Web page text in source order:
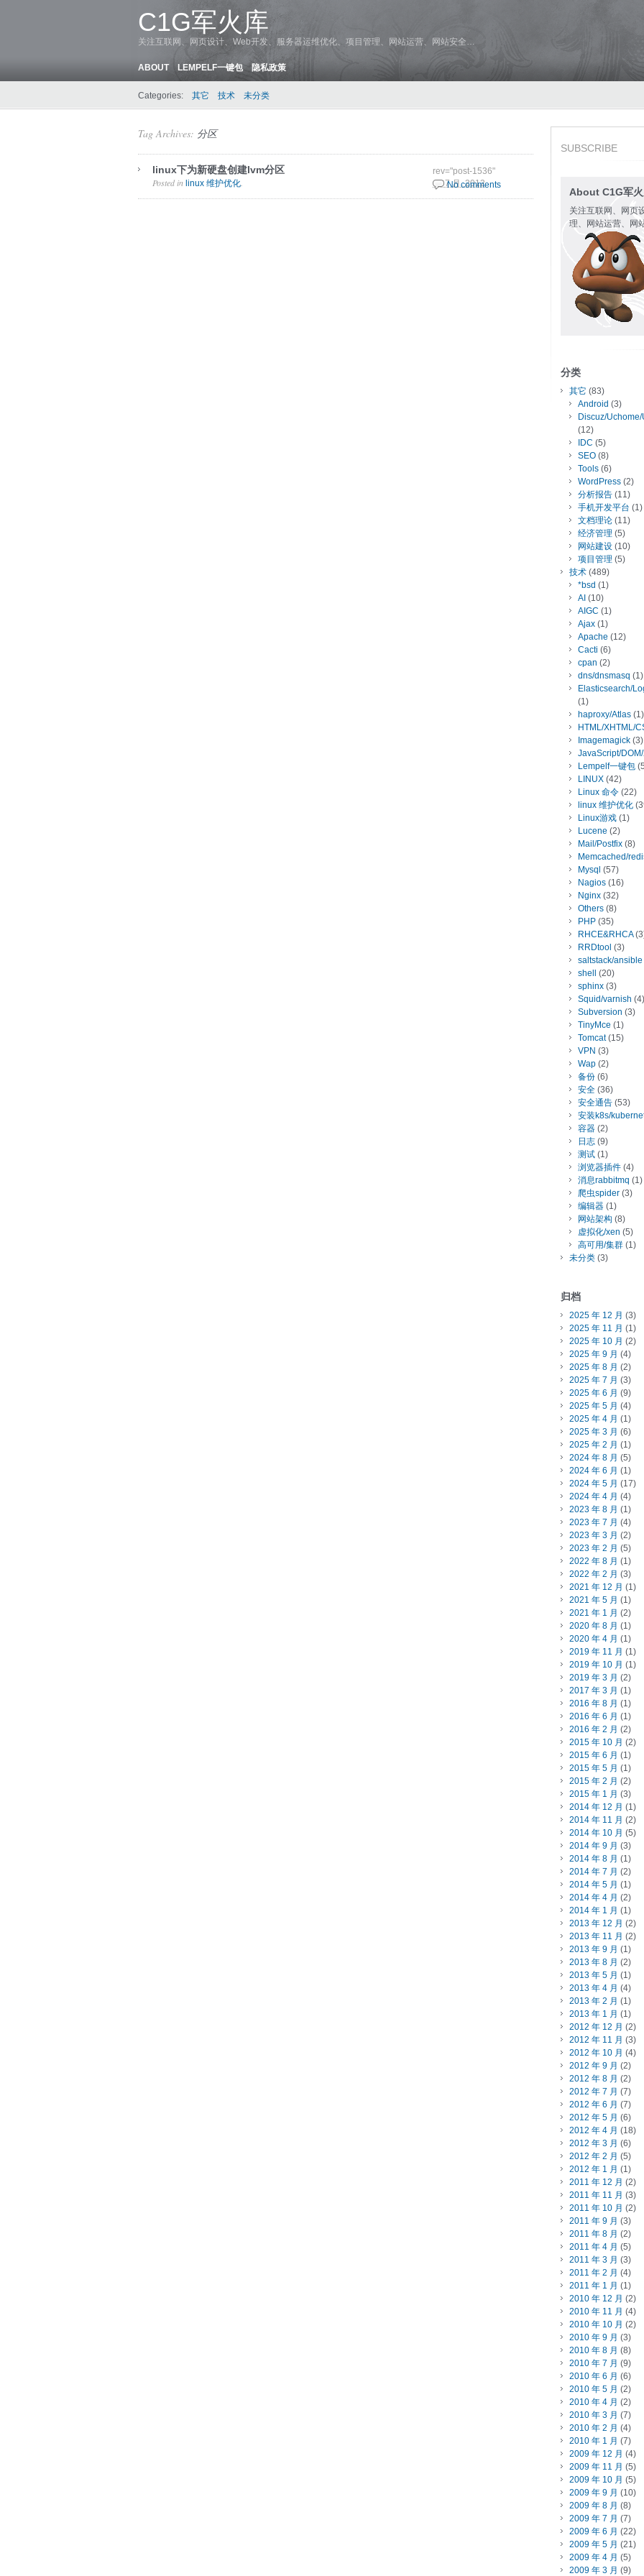
C1G军火库
关注互联网、网页设计、Web开发、服务器运维优化、项目管理、网站运营、网站安全…
ABOUT LEMPELF一键包 隐私政策
Categories: 其它 技术 未分类
Tag Archives: 分区
linux下为新硬盘创建lvm分区
30 7 月, 2012
Posted in linux 维护优化
rev="post-1536"
No comments
SUBSCRIBE
About C1G军
关注互联网、网页
理、网站运营、网
分类
其它 (83)
Android (3)
Discuz/
(12)
IDC (5)
SEO (8)
Tools (6)
WordPress (2)
分析报告 (11)
手机开发平台 (1)
文档理论 (11)
经济管理 (5)
网站建设 (10)
项目管理 (5)
技术 (489)
*bsd (1)
AI (10)
AIGC (1)
Ajax (1)
Apache (12)
Cacti (6)
cpan (2)
dns/dnsmasq (1)
Elasticsearch/
(1)
haproxy/Atlas (1)
HTML/XHTML/
Imagemagick (3)
JavaScript/
Lempelf一键包
LINUX (42)
Linux 命令 (22)
linux 维护优化
Linux游戏 (1)
Lucene (2)
Mail/Postfix (8)
Memcached/
Mysql (57)
Nagios (16)
Nginx (32)
Others (8)
PHP (35)
RHCE&RHCA
RRDtool (3)
saltstack/ansible
shell
(20)
sphinx (3)
Squid/varnish (4)
Subversion (3)
TinyMce (1)
Tomcat(15)
VPN (3)
Wap (2)
备份 (6)
安全 (36)
安全通告 (53)
安装k8s/
容器 (2)
日志 (9)
测试 (1)
浏览器插件 (4)
消息rabbitmq (1)
爬虫spider (3)
编辑器 (1)
网站架构 (8)
虚拟化/xen (5)
高可用/集群 (1)
未分类 (3)
归档
2025 年 12 月 (3)
2025 年 11 月 (1)
2025 年 10 月 (2)
2025 年 9 月 (4)
2025 年 8 月 (2)
2025 年 7 月 (3)
2025 年 6 月 (9)
2025 年 5 月 (4)
2025 年 4 月 (1)
2025 年 3 月 (6)
2025 年 2 月 (1)
2024 年 8 月 (5)
2024 年 6 月 (1)
2024 年 5 月 (17)
2024 年 4 月 (4)
2023 年 8 月 (1)
2023 年 7 月 (4)
2023 年 3 月 (2)
2023 年 2 月 (5)
2022 年 8 月 (1)
2022 年 2 月 (3)
2021 年 12 月 (1)
2021 年 5 月 (1)
2021 年 1 月 (2)
2020 年 8 月 (1)
2020 年 4 月 (1)
2019 年 11 月 (1)
2019 年 10 月 (1)
2019 年 3 月 (2)
2017 年 3 月 (1)
2016 年 8 月 (1)
2016 年 6 月 (1)
2016 年 2 月 (2)
2015 年 10 月 (2)
2015 年 6 月 (1)
2015 年 5 月 (1)
2015 年 2 月 (2)
2015 年 1 月 (3)
2014 年 12 月 (1)
2014 年 11 月 (2)
2014 年 10 月 (5)
2014 年 9 月 (3)
2014 年 8 月 (1)
2014 年 7 月 (2)
2014 年 5 月 (1)
2014 年 4 月 (2)
2014 年 1 月 (1)
2013 年 12 月 (2)
2013 年 11 月 (2)
2013 年 9 月 (1)
2013 年 8 月 (2)
2013 年 5 月 (1)
2013 年 4 月 (4)
2013 年 2 月 (1)
2013 年 1 月 (1)
2012 年 12 月 (2)
2012 年 11 月 (3)
2012 年 10 月 (4)
2012 年 9 月 (2)
2012 年 8 月 (2)
2012 年 7 月 (7)
2012 年 6 月 (7)
2012 年 5 月 (6)
2012 年 4 月 (18)
2012 年 3 月 (6)
2012 年 2 月 (5)
2012 年 1 月 (1)
2011 年 12 月 (2)
2011 年 11 月 (3)
2011 年 10 月 (2)
2011 年 9 月 (3)
2011 年 8 月 (2)
2011 年 4 月 (5)
2011 年 3 月 (3)
2011 年 2 月 (4)
2011 年 1 月 (1)
2010 年 12 月 (2)
2010 年 11 月 (4)
2010 年 10 月 (2)
2010 年 9 月 (3)
2010 年 8 月 (8)
2010 年 7 月 (9)
2010 年 6 月 (6)
2010 年 5 月 (2)
2010 年 4 月 (2)
2010 年 3 月 (7)
2010 年 2 月 (4)
2010 年 1 月 (7)
2009 年 12 月 (4)
2009 年 11 月 (5)
2009 年 10 月 (5)
2009 年 9 月 (10)
2009 年 8 月 (8)
2009 年 7 月 (7)
2009 年 6 月 (22)
2009 年 5 月 (21)
2009 年 4 月 (5)
2009 年 3 月 (9)